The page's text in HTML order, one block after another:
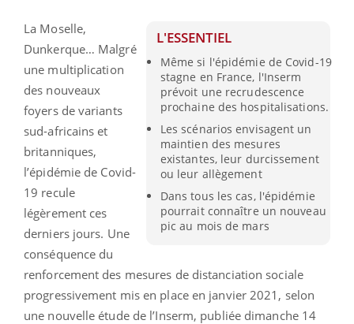
L'ESSENTIEL
Même si l'épidémie de Covid-19
stagne en France, l'Inserm
prévoit une recrudescence
prochaine des hospitalisations.
Les scénarios envisagent un
maintien des mesures
existantes, leur durcissement
ou leur allègement
Dans tous les cas, l'épidémie
pourrait connaître un nouveau
pic au mois de mars
La Moselle,
Dunkerque… Malgré
une multiplication
des nouveaux
foyers de variants
sud-africains et
britanniques,
l’épidémie de Covid-
19 recule
légèrement ces
derniers jours. Une
conséquence du
renforcement des mesures de distanciation sociale
progressivement mis en place en janvier 2021, selon
une nouvelle étude de l’Inserm, publiée dimanche 14